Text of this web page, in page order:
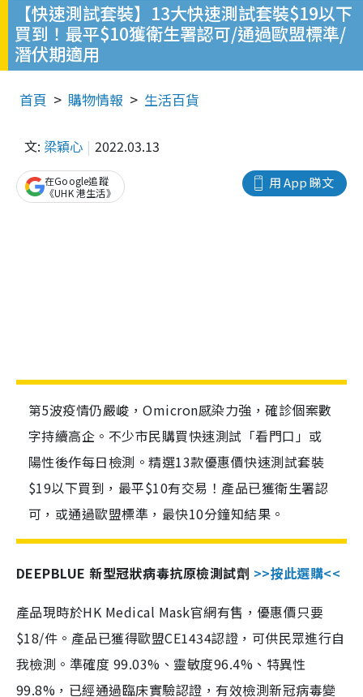
【快速測試套裝】13大快速測試套裝$19以下
買到！最平$10獲衛生署認可/通過歐盟標準/
潛伏期適用
首頁 購物情報 生活百貨
文: 梁穎心 2022.03.13
用 App 睇文
在Google追蹤
《UHK 港生活》
第5波疫情仍嚴峻，Omicron感染力強，確診個案數
字持續高企。不少市民購買快速測試「看門口」或
陽性後作每日檢測。精選13款優惠價快速測試套裝
$19以下買到，最平$10有交易！產品已獲衛生署認
可，或通過歐盟標準，最快10分鐘知結果。
DEEPBLUE 新型冠狀病毒抗原檢測試劑 >>按此選購<<
產品現時於HK Medical Mask官網有售，優惠價只要
$18/件。產品已獲得歐盟CE1434認證，可供民眾進行自
我檢測。準確度 99.03%、靈敏度96.4%、特異性
99.8%，已經通過臨床實驗認證，有效檢測新冠病毒變